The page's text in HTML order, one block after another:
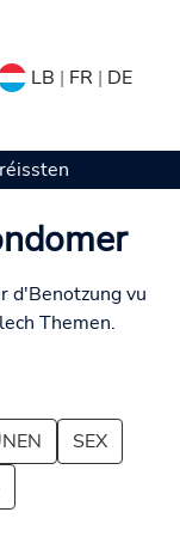
LB | FR | DE
d'Benotzung vu
Themen.
SEX